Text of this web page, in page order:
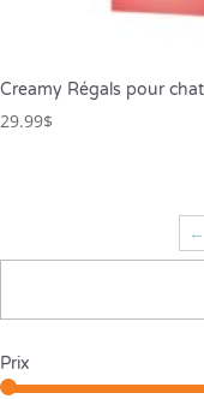
Creamy Régals pour
29.99$
←
Prix